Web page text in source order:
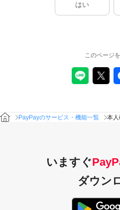
はい
このページ
PayPayのサービス・機能一覧 本
いますぐ
ダウン